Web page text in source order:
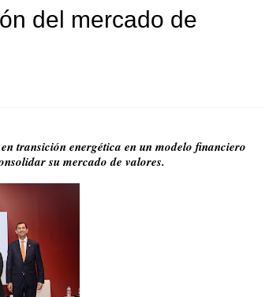
del mercado de
transición energética en un modelo financiero
su mercado de valores.